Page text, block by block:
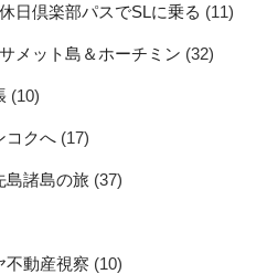
日倶楽部パスでSLに乗る (11)
メット島＆ホーチミン (32)
(10)
コクへ (17)
島諸島の旅 (37)
不動産視察 (10)